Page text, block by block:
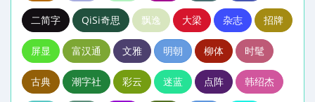
二简字 QiSi奇思 飘逸 大梁 杂志 招牌
屏显 富汉通 文雅 明朝 柳体 时髦
古典 潮字社 彩云 迷蓝 点阵 韩绍杰